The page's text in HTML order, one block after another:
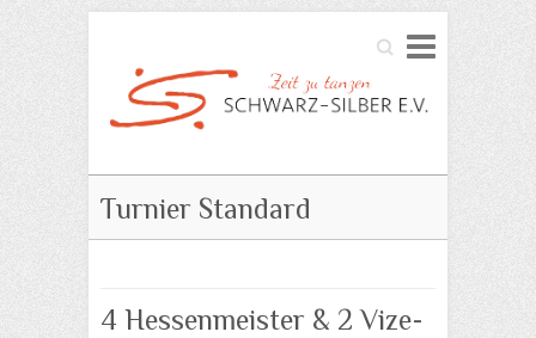
Search
Turnier Standard
4 Hessenmeister & 2 Vize-